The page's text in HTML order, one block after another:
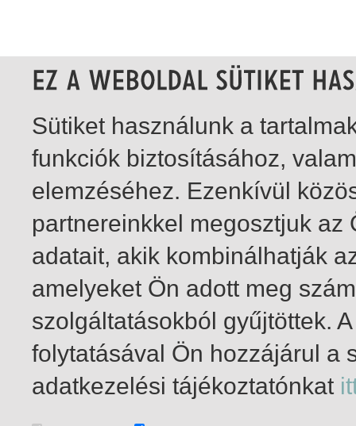
1-6 / insgesamt 6 Treffer
Sütiket használunk a
funkciók biztosításához,
elemzéséhez. Ezenkívül
partnereinkkel megosztjuk
adatait, akik kombinálhatják
amelyeket Ön adott meg
szolgáltatásokból gyűjtöttek.
folytatásával Ön hozzájárul a
adatkezelési tájékoztatónkat